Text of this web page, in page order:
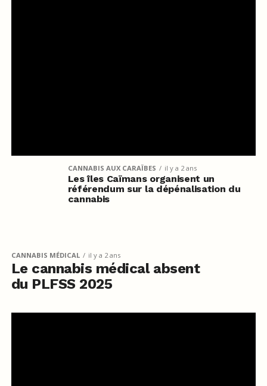
CANNABIS AUX CARAÏBES il y a 2 ans
Les îles Caïmans organisent un
référendum sur la dépénalisation du
cannabis
CANNABIS MÉDICAL il y a 2 ans
Le cannabis médical absent
du PLFSS 2025